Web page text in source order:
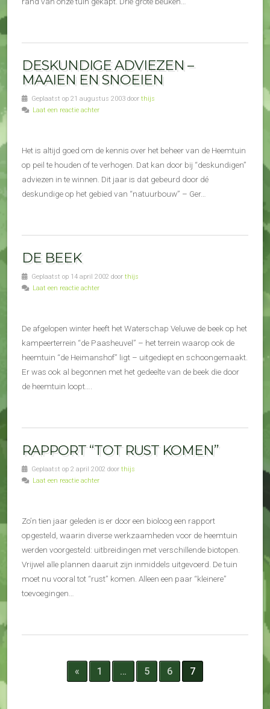
DESKUNDIGE ADVIEZEN –
MAAIEN EN SNOEIEN
Geplaatst op 21 augustus 2003 door thijs
Laat een reactie achter
Het is altijd goed om de kennis over het beheer van de Heemtuin
op peil te houden of te verhogen. Dat kan door bij “deskundigen”
adviezen in te winnen. Dit jaar is dat gebeurd door dé
deskundige op het gebied van “natuurbouw” – Ger…
DE BEEK
Geplaatst op 14 april 2002 door thijs
Laat een reactie achter
De afgelopen winter heeft het Waterschap Veluwe de beek op het
kampeerterrein “de Paasheuvel” – het terrein waarop ook de
heemtuin “de Heimanshof” ligt – uitgediept en schoongemaakt.
Er was ook al begonnen met het gedeelte van de beek die door
de heemtuin loopt….
RAPPORT “TOT RUST KOMEN”
Geplaatst op 2 april 2002 door thijs
Laat een reactie achter
Zo’n tien jaar geleden is er door een bioloog een rapport
opgesteld, waarin diverse werkzaamheden voor de heemtuin
werden voorgesteld: uitbreidingen met verschillende biotopen.
Vrijwel alle plannen daaruit zijn inmiddels uitgevoerd. De tuin
moet nu vooral tot “rust” komen. Alleen een paar “kleinere”
toevoegingen…
« 1 … 5 6 7